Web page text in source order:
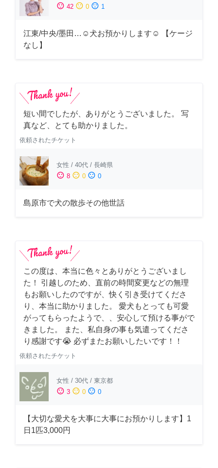
sentiment_satisfied 42 sentiment_neutral 0 sentiment_dissatisfied 1
江東/中央/墨田…☺︎犬お預かりします☺︎ 【ケージ
なし】
短い間でしたが、ありがとうございました。 写
真など、とても助かりました。
依頼されたチケット
女性 / 40代 / 長崎県
sentiment_satisfied 8 sentiment_neutral 0 sentiment_dissatisfied 0
島原市で犬の散歩その他世話
この度は、本当に色々とありがとうございまし
た！ 引越しのため、直前の時間変更などの無理
もお願いしたのですが、快く引き受けてくださ
り、本当に助かりました。 愛犬もとっても可愛
がってもらったようで、、安心して預ける事がで
きました。 また、私自身の事も気遣ってくださ
り感謝です😭 必ずまたお願いしたいです！！
依頼されたチケット
女性 / 30代 / 東京都
sentiment_satisfied 3 sentiment_neutral 0 sentiment_dissatisfied 0
【大切な愛犬を大事に大事にお預かりします】1
日1匹3,000円